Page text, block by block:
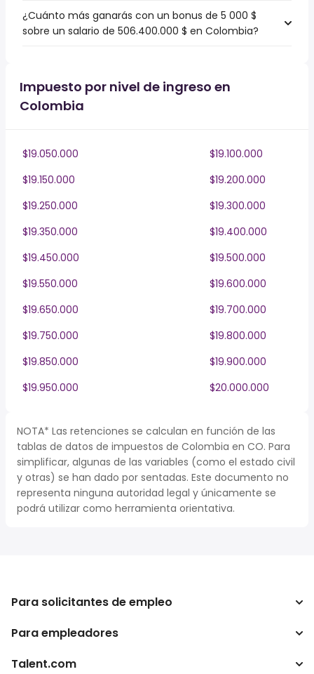
¿Cuánto más ganarás con un bonus de 5 000 $
sobre un salario de 506.400.000 $ en Colombia?
Impuesto por nivel de ingreso en
Colombia
$19.050.000
$19.100.000
$19.150.000
$19.200.000
$19.250.000
$19.300.000
$19.350.000
$19.400.000
$19.450.000
$19.500.000
$19.550.000
$19.600.000
$19.650.000
$19.700.000
$19.750.000
$19.800.000
$19.850.000
$19.900.000
$19.950.000
$20.000.000
NOTA* Las retenciones se calculan en función de las
tablas de datos de impuestos de Colombia en CO. Para
simplificar, algunas de las variables (como el estado civil
y otras) se han dado por sentadas. Este documento no
representa ninguna autoridad legal y únicamente se
podrá utilizar como herramienta orientativa.
Para solicitantes de empleo
Buscador de trabajo
Para empleadores
Empresa
Talent.com